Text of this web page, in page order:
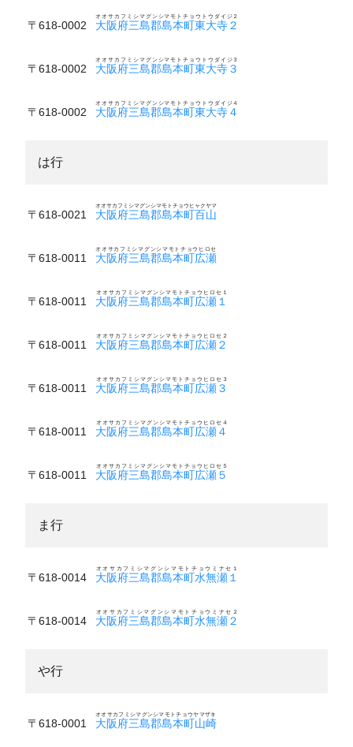
〒618-0002 大阪府三島郡島本町東大寺２
オオサカフミシマグンシマモトチョウトウダイジ２
〒618-0002 大阪府三島郡島本町東大寺３
オオサカフミシマグンシマモトチョウトウダイジ３
〒618-0002 大阪府三島郡島本町東大寺４
オオサカフミシマグンシマモトチョウトウダイジ４
は行
〒618-0021 大阪府三島郡島本町百山
オオサカフミシマグンシマモトチョウヒャクヤマ
〒618-0011 大阪府三島郡島本町広瀬
オオサカフミシマグンシマモトチョウヒロセ
〒618-0011 大阪府三島郡島本町広瀬１
オオサカフミシマグンシマモトチョウヒロセ１
〒618-0011 大阪府三島郡島本町広瀬２
オオサカフミシマグンシマモトチョウヒロセ２
〒618-0011 大阪府三島郡島本町広瀬３
オオサカフミシマグンシマモトチョウヒロセ３
〒618-0011 大阪府三島郡島本町広瀬４
オオサカフミシマグンシマモトチョウヒロセ４
〒618-0011 大阪府三島郡島本町広瀬５
オオサカフミシマグンシマモトチョウヒロセ５
ま行
〒618-0014 大阪府三島郡島本町水無瀬１
オオサカフミシマグンシマモトチョウミナセ１
〒618-0014 大阪府三島郡島本町水無瀬２
オオサカフミシマグンシマモトチョウミナセ２
や行
〒618-0001 大阪府三島郡島本町山崎
オオサカフミシマグンシマモトチョウヤマザキ